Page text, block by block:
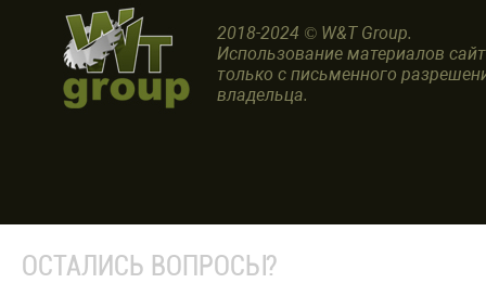
2018-2024 © W&T Group.
Использование материалов
только с письменного
владельца.
ОСТАЛИСЬ ВОПРОСЫ?